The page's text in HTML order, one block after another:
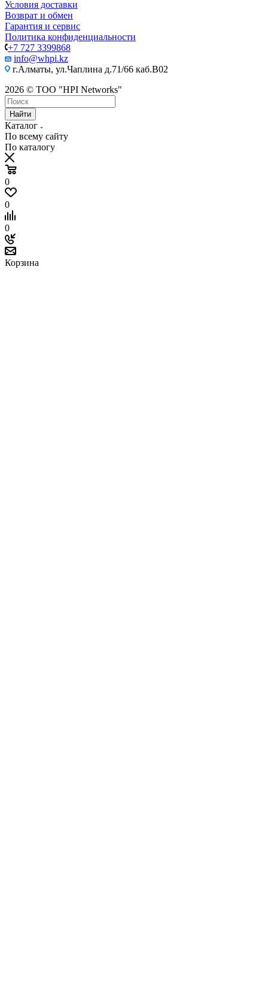
Условия доставки
Возврат и обмен
Гарантия и сервис
Политика конфиденциальности
+7 727 3399868
info@whpi.kz
г.Алматы, ул.Чаплина д.71/66 каб.B02
2026 © ТОО "HPI Networks"
Найти
Каталог
По всему сайту
По каталогу
0
0
0
Корзина